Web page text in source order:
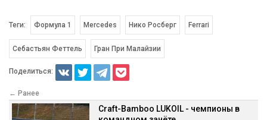
Теги: Формула 1 Mercedes Нико Росберг Ferrari
Себастьян Феттель Гран При Малайзии
Поделиться:
← Ранее
Craft-Bamboo LUKOIL - чемпионы в